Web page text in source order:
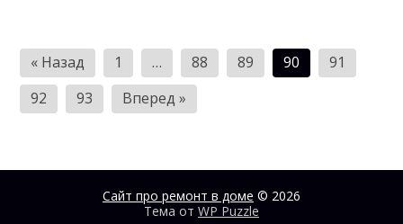
Пагинация
записей
« Назад 1 … 88 89 90
91
92
93 Вперед »
Сайт про ремонт в доме © 2026
Тема от WP Puzzle